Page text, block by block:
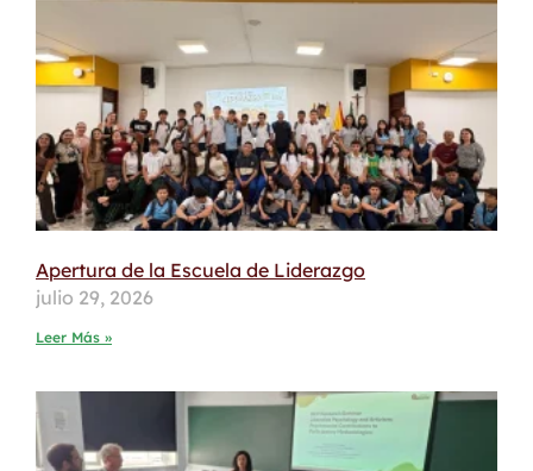
Apertura de la Escuela de Liderazgo
julio 29, 2026
Leer Más »